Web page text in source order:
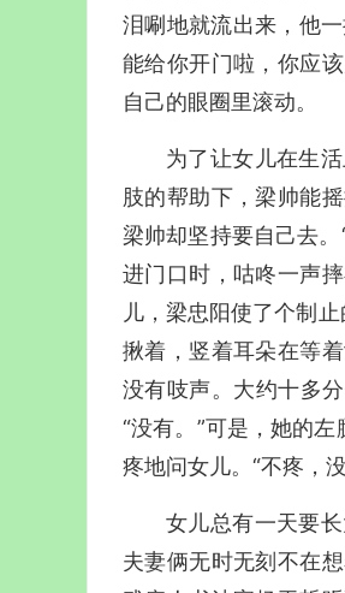
泪唰地就流出来，他
能给你开门啦，你应
自己的眼圈里滚动。
为了让女儿在生
肢的帮助下，梁帅能
梁帅却坚持要自己去
进门口时，咕咚一声
儿，梁忠阳使了个制
揪着，竖着耳朵在等
没有吱声。大约十多
“没有。”可是，她的
疼地问女儿。“不疼，
女儿总有一天要
夫妻俩无时无刻不在